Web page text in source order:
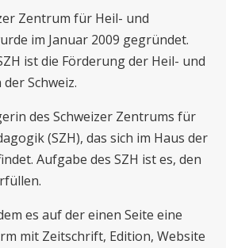
Zentrum für Heil- und
im Januar 2009 gegründet.
ist die Förderung der Heil- und
Schweiz.
des Schweizer Zentrums für
(SZH), das sich im Haus der
Aufgabe des SZH ist es, den
es auf der einen Seite eine
mit Zeitschrift, Edition, Website